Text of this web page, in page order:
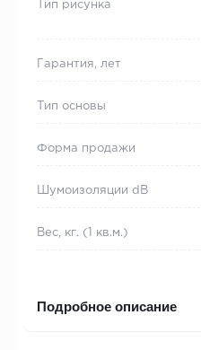
Тип рисунка
Гарантия, лет
Тип основы
Форма продажи
Шумоизоляции dB
Вес, кг. (1 кв.м.)
Подробное описание